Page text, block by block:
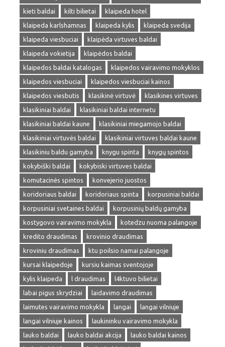
kieti baldai
kilti bilietai
klaipeda hotel
klaipeda karlshamnas
klaipeda kylis
klaipeda svedija
klaipeda viesbuciai
klaipėda virtuves baldai
klaipeda vokietija
klaipėdos baldai
klaipedos baldai katalogas
klaipedos vairavimo mokyklos
klaipedos viesbuciai
klaipedos viesbuciai kainos
klaipedos viesbutis
klasikinė virtuvė
klasikines virtuves
klasikiniai baldai
klasikiniai baldai internetu
klasikiniai baldai kaune
klasikiniai miegamojo baldai
klasikiniai virtuvės baldai
klasikiniai virtuves baldai kaune
klasikiniu baldu gamyba
knygu spinta
knygų spintos
kokybiški baldai
kokybiski virtuves baldai
komutacinės spintos
konvejerio juostos
koridoriaus baldai
koridoriaus spinta
korpusiniai baldai
korpusiniai svetaines baldai
korpusinių baldų gamyba
kostygovo vairavimo mokykla
kotedzu nuoma palangoje
kredito draudimas
krovinio draudimas
kroviniu draudimas
ktu poilsio namai palangoje
kursai klaipedoje
kursiu kaimas sventojoje
kylis klaipeda
l draudimas
l4ktuvo bilietai
labai pigus skrydziai
laidavimo draudimas
laimutes vairavimo mokykla
langai
langai vilniuje
langai vilniuje kainos
laukininku vairavimo mokykla
lauko baldai
lauko baldai akcija
lauko baldai kainos